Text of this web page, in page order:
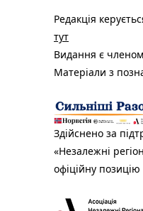
Редакція
тут
Видання є членом
Матеріали з
Здійснено за
«Незалежні
офіційну